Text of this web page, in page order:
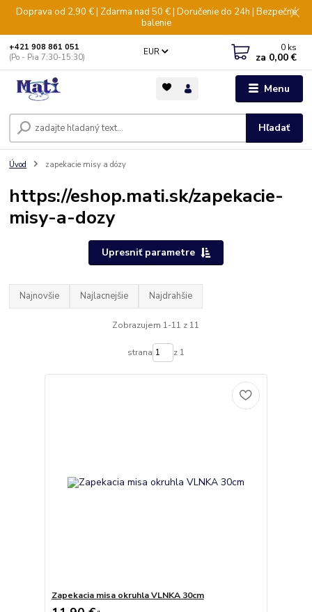
Doprava od 2,90 € | Zdarma nad 50 € | Doručenie do 24h | Bezpečné
balenie
Menu
EUR
Hľadať
+421 908 861 051
(Po - Pia 7:30-15:30)
0 ks
za 0,00 €
Úvod zapekacie misy a dózy
https://eshop.mati.sk/zapekacie-
misy-a-dozy
Upresniť parametre
Najnovšie Najlacnejšie Najdrahšie
Zobrazujem 1-11 z 11
strana z 1
Zapekacia misa okruhla VLNKA 30cm